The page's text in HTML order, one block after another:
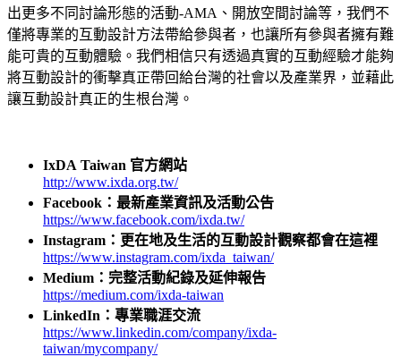
出更多不同討論形態的活動-AMA、開放空間討論等，我們不
僅將專業的互動設計方法帶給參與者，也讓所有參與者擁有難
能可貴的互動體驗。我們相信只有透過真實的互動經驗才能夠
將互動設計的衝擊真正帶回給台灣的社會以及產業界，並藉此
讓互動設計真正的生根台灣。
IxDA Taiwan 官方網站
http://www.ixda.org.tw/
Facebook：最新產業資訊及活動公告
https://www.facebook.com/ixda.tw/
Instagram：更在地及生活的互動設計觀察都會在這裡
https://www.instagram.com/ixda_taiwan/
Medium：完整活動紀錄及延伸報告
https://medium.com/ixda-taiwan
LinkedIn：專業職涯交流
https://www.linkedin.com/company/ixda-
taiwan/mycompany/